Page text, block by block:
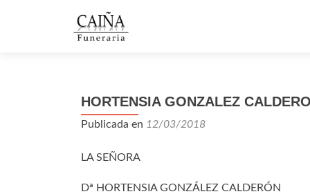
HORTENSIA GONZALEZ
Publicada en 12/03/2018
LA SEÑORA
Dª HORTENSIA GONZÁLEZ CALDERÓN